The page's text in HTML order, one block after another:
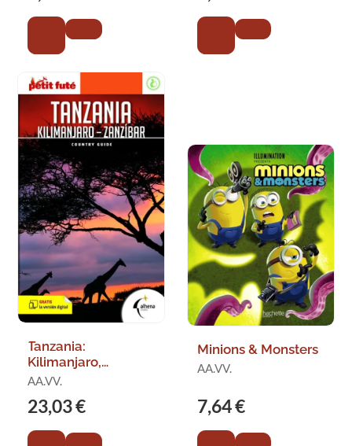
Tanzania:
Kilimanjaro,
Zanzíbar
AA.VV.
23,03 €
Minions & Monsters
AA.VV.
7,64 €